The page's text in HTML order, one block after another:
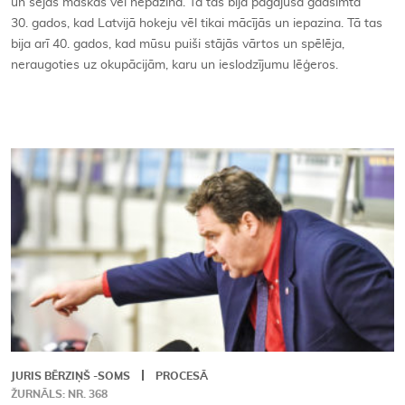
un sejas maskas vēl nepazina. Tā tas bija pagājušā gadsimta
30. gados, kad Latvijā hokeju vēl tikai mācījās un iepazina. Tā tas
bija arī 40. gados, kad mūsu puiši stājās vārtos un spēlēja,
neraugoties uz okupācijām, karu un ieslodzījumu lēģeros.
JURIS BĒRZIŅŠ -SOMS
PROCESĀ
ŽURNĀLS: NR. 368